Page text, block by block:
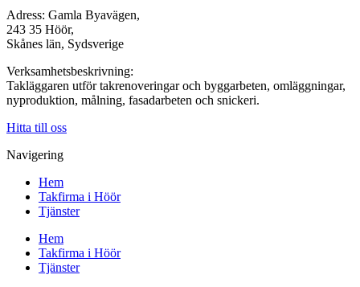
Adress: Gamla Byavägen,
243 35 Höör,
Skånes län, Sydsverige
Verksamhetsbeskrivning:
Takläggaren utför takrenoveringar och byggarbeten, omläggningar,
nyproduktion, målning, fasadarbeten och snickeri.
Hitta till oss
Navigering
Hem
Takfirma i Höör
Tjänster
Hem
Takfirma i Höör
Tjänster